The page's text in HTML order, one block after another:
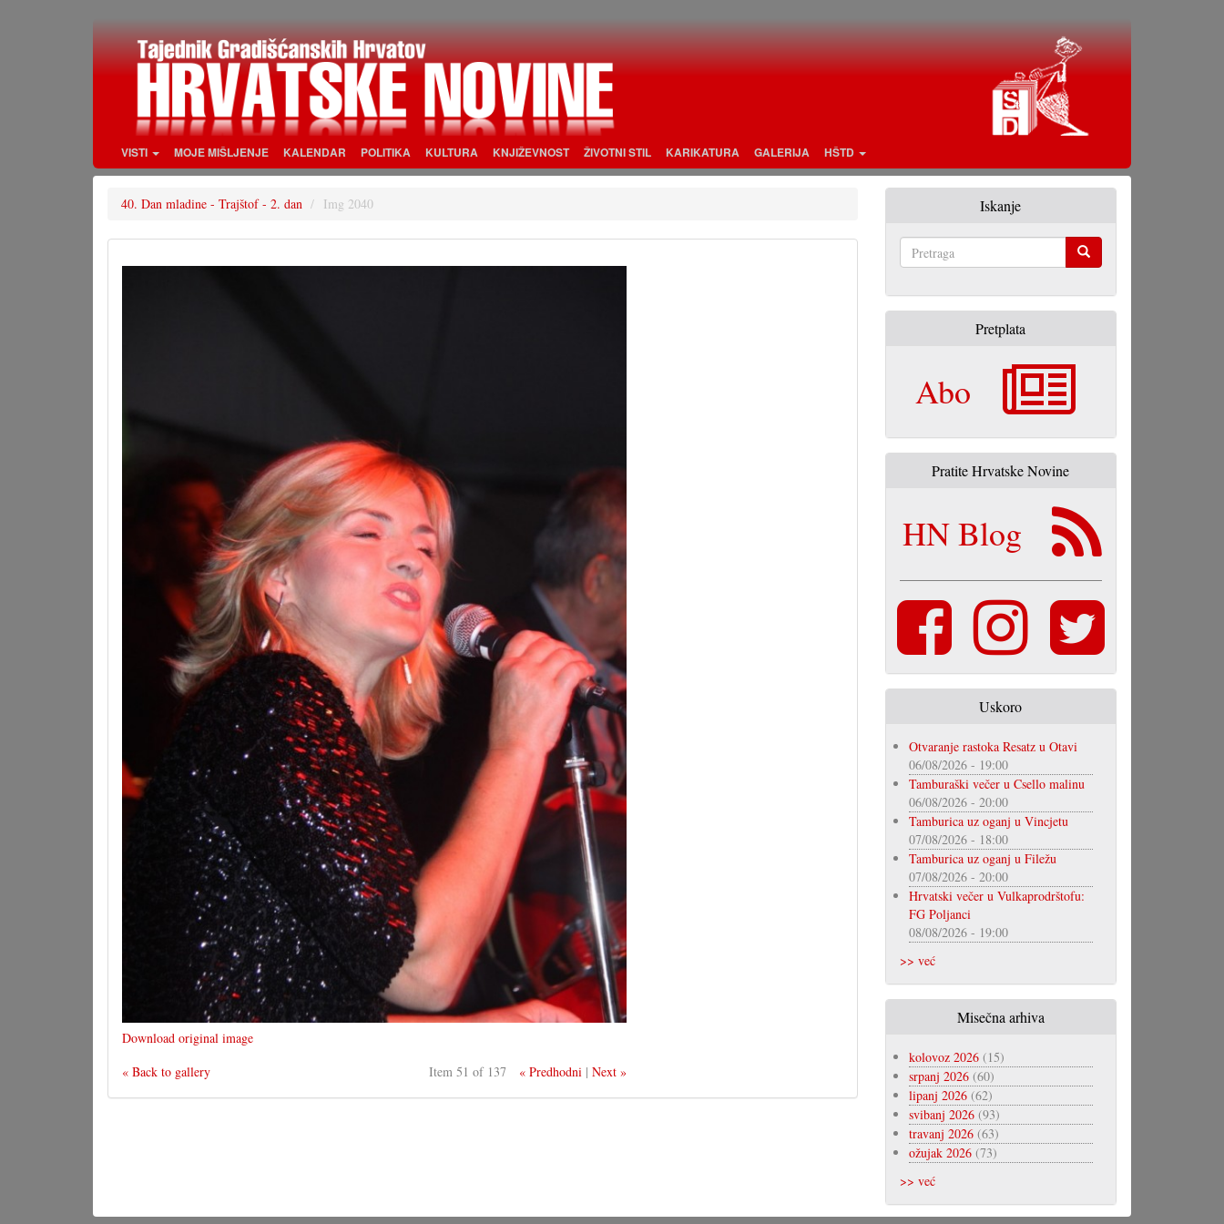
VISTI MOJE MIŠLJENJE KALENDAR POLITIKA KULTURA KNJIŽEVNOST ŽIVOTNI STIL KARIKATURA GALERIJA HŠTD
40. Dan mladine - Trajštof - 2. dan Img 2040
Download original image
« Back to gallery
Item 51 of 137 « Predhodni |Next »
Iskanje
Pretplata
Abo
Pratite Hrvatske Novine
HN Blog
Uskoro
Otvaranje rastoka Resatz u Otavi
06/08/2026 - 19:00
Tamburaški večer u Csello malinu
06/08/2026 - 20:00
Tamburica uz oganj u Vincjetu
07/08/2026 - 18:00
Tamburica uz oganj u Filežu
07/08/2026 - 20:00
Hrvatski večer u Vulkaprodrštofu:
FG Poljanci
08/08/2026 - 19:00
>> već
Misečna arhiva
kolovoz 2026(15)
srpanj 2026(60)
lipanj 2026(62)
svibanj 2026(93)
travanj 2026(63)
ožujak 2026(73)
>> već